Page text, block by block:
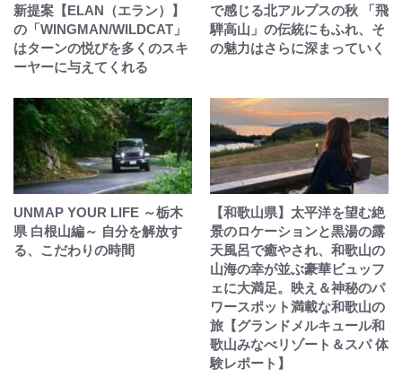
新提案【ELAN（エラン）】
の「WINGMAN/WILDCAT」
はターンの悦びを多くのスキ
ーヤーに与えてくれる
で感じる北アルプスの秋 「飛
騨高山」の伝統にもふれ、そ
の魅力はさらに深まっていく
UNMAP YOUR LIFE ～栃木
県 白根山編～ 自分を解放す
る、こだわりの時間
【和歌山県】太平洋を望む絶
景のロケーションと黒湯の露
天風呂で癒やされ、和歌山の
山海の幸が並ぶ豪華ビュッフ
ェに大満足。映え＆神秘のパ
ワースポット満載な和歌山の
旅【グランドメルキュール和
歌山みなべリゾート＆スパ 体
験レポート】